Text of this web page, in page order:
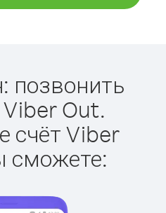
позвонить
Viber Out.
счёт Viber
сможете: